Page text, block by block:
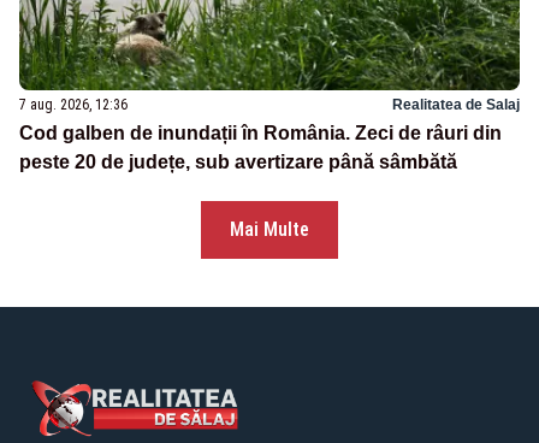
7 aug. 2026, 12:36 Realitatea de Salaj
Cod galben de inundații în România. Zeci de râuri din
peste 20 de județe, sub avertizare până sâmbătă
Mai Multe